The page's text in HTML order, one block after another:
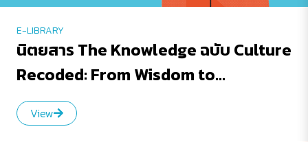
E-LIBRARY
นิตยสาร The Knowledge ฉบับ Culture
Recoded: From Wisdom to
Algorithm
View